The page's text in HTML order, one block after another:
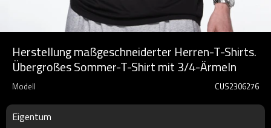
Herstellung maßgeschneiderter Herren-T-Shirts.
Übergroßes Sommer-T-Shirt mit 3/4-Ärmeln
Modell CUS2306276
Eigentum